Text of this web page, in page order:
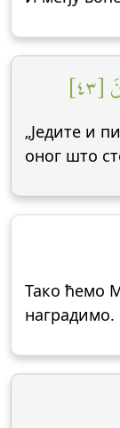
„Једите и
оног што
Тако ћемо
наградимо.